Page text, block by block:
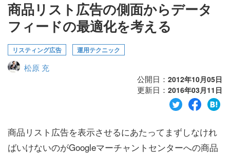
実績・お客様の声
初めて導入をお考えの方
代理店の乗り換えをお考えの方
広告代理店・HP制作会社様へ
お問い合わせ
商品リスト広告の側面からデータ
フィードの最適化を考える
リスティング広告 運用テクニック
松原 充
公開日： 2012年10月05日
更新日： 2016年03月11日
商品リスト広告を表示させるにあたってまずしなけれ
ばいけないのがGoogleマーチャントセンターへの商品